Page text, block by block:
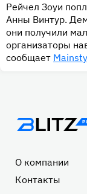
Рейчел Зоуи
Анны Винтур.
они получили
организаторы
сообщает
Подвал
О компании
Контакты